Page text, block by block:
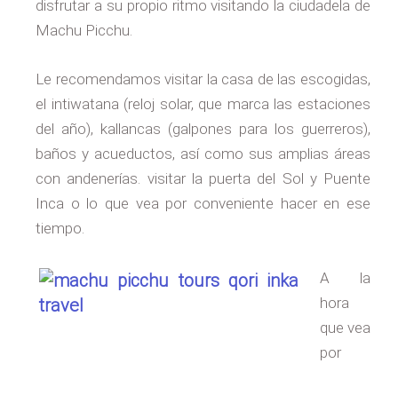
disfrutar a su propio ritmo visitando la ciudadela de
Machu Picchu.
Le recomendamos visitar la casa de las escogidas,
el intiwatana (reloj solar, que marca las estaciones
del año), kallancas (galpones para los guerreros),
baños y acueductos, así como sus amplias áreas
con andenerías. visitar la puerta del Sol y Puente
Inca o lo que vea por conveniente hacer en ese
tiempo.
A la
hora
que vea
por